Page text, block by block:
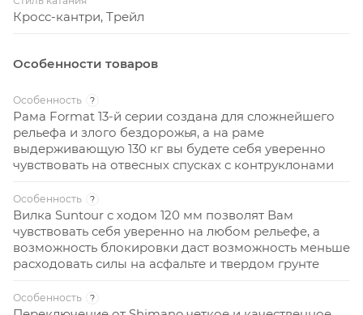
Кросс-кантри, Трейл
Особенности товаров
Особенность ?
Рама Format 13-й серии создана для сложнейшего
рельефа и злого бездорожья, а на раме
выдерживающую 130 кг вы будете себя уверенно
чувствовать на отвесных спусках с контруклонами
Особенность ?
Вилка Suntour с ходом 120 мм позволят Вам
чувствовать себя уверенно на любом рельефе, а
возможность блокировки даст возможность меньше
расходовать силы на асфальте и твердом грунте
Особенность ?